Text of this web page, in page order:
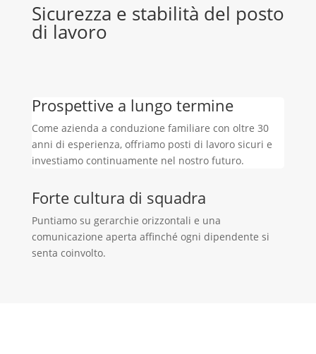
Sicurezza e stabilità del posto
di lavoro
Prospettive a lungo termine
Come azienda a conduzione familiare con oltre 30
anni di esperienza, offriamo posti di lavoro sicuri e
investiamo continuamente nel nostro futuro.
Forte cultura di squadra
Puntiamo su gerarchie orizzontali e una
comunicazione aperta affinché ogni dipendente si
senta coinvolto.